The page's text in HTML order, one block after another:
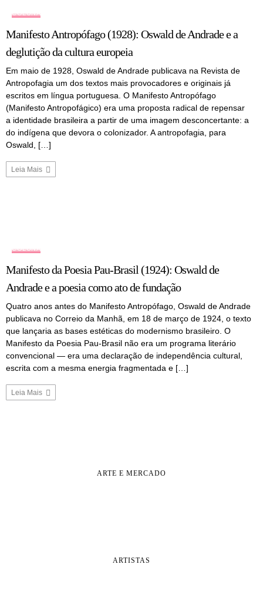
COLUNA
Manifesto Antropófago (1928): Oswald de Andrade e a
deglutição da cultura europeia
Em maio de 1928, Oswald de Andrade publicava na Revista de
Antropofagia um dos textos mais provocadores e originais já
escritos em língua portuguesa. O Manifesto Antropófago
(Manifesto Antropofágico) era uma proposta radical de repensar
a identidade brasileira a partir de uma imagem desconcertante: a
do indígena que devora o colonizador. A antropofagia, para
Oswald, […]
Leia Mais
COLUNA
Manifesto da Poesia Pau-Brasil (1924): Oswald de
Andrade e a poesia como ato de fundação
Quatro anos antes do Manifesto Antropófago, Oswald de Andrade
publicava no Correio da Manhã, em 18 de março de 1924, o texto
que lançaria as bases estéticas do modernismo brasileiro. O
Manifesto da Poesia Pau-Brasil não era um programa literário
convencional — era uma declaração de independência cultural,
escrita com a mesma energia fragmentada e […]
Leia Mais
ARTE E MERCADO
ARTISTAS